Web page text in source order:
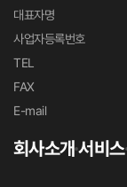
대표자명
사업자등록번호
TEL
FAX
E-mail
회사소개서비스